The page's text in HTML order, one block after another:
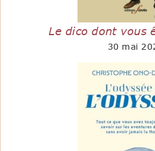
Le dico dont vous
30 mai